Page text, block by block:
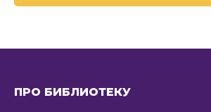
ПРО БИБЛИОТЕКУ